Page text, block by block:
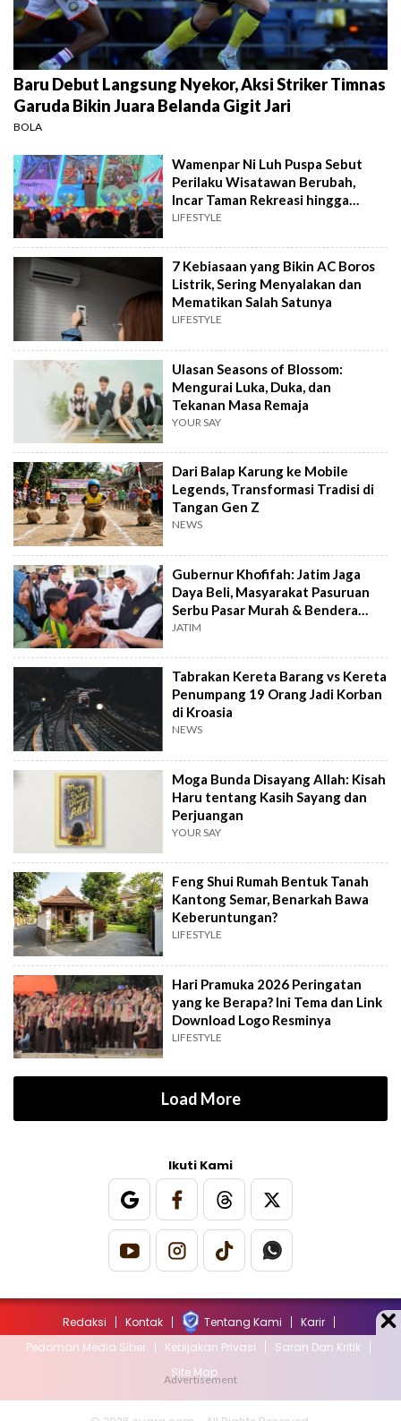
Baru Debut Langsung Nyekor, Aksi Striker Timnas
Garuda Bikin Juara Belanda Gigit Jari
BOLA
Wamenpar Ni Luh Puspa Sebut
Perilaku Wisatawan Berubah,
Incar Taman Rekreasi hingga
Atraksi Wisata
LIFESTYLE
7 Kebiasaan yang Bikin AC Boros
Listrik, Sering Menyalakan dan
Mematikan Salah Satunya
LIFESTYLE
Ulasan Seasons of Blossom:
Mengurai Luka, Duka, dan
Tekanan Masa Remaja
YOUR SAY
Dari Balap Karung ke Mobile
Legends, Transformasi Tradisi di
Tangan Gen Z
NEWS
Gubernur Khofifah: Jatim Jaga
Daya Beli, Masyarakat Pasuruan
Serbu Pasar Murah & Bendera
Merah Putih
JATIM
Tabrakan Kereta Barang vs Kereta
Penumpang 19 Orang Jadi Korban
di Kroasia
NEWS
Moga Bunda Disayang Allah: Kisah
Haru tentang Kasih Sayang dan
Perjuangan
YOUR SAY
Feng Shui Rumah Bentuk Tanah
Kantong Semar, Benarkah Bawa
Keberuntungan?
LIFESTYLE
Hari Pramuka 2026 Peringatan
yang ke Berapa? Ini Tema dan Link
Download Logo Resminya
LIFESTYLE
Load More
Ikuti Kami
Redaksi Kontak Tentang Kami
Karir
Pedoman Media Siber
Kebijakan Privasi
Saran Dan Kritik
Site Map